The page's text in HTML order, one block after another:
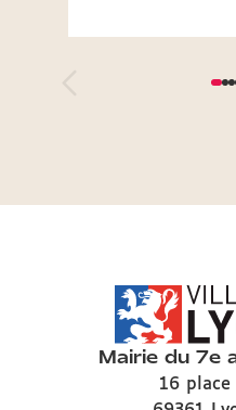
Mairie du 7e
16 place